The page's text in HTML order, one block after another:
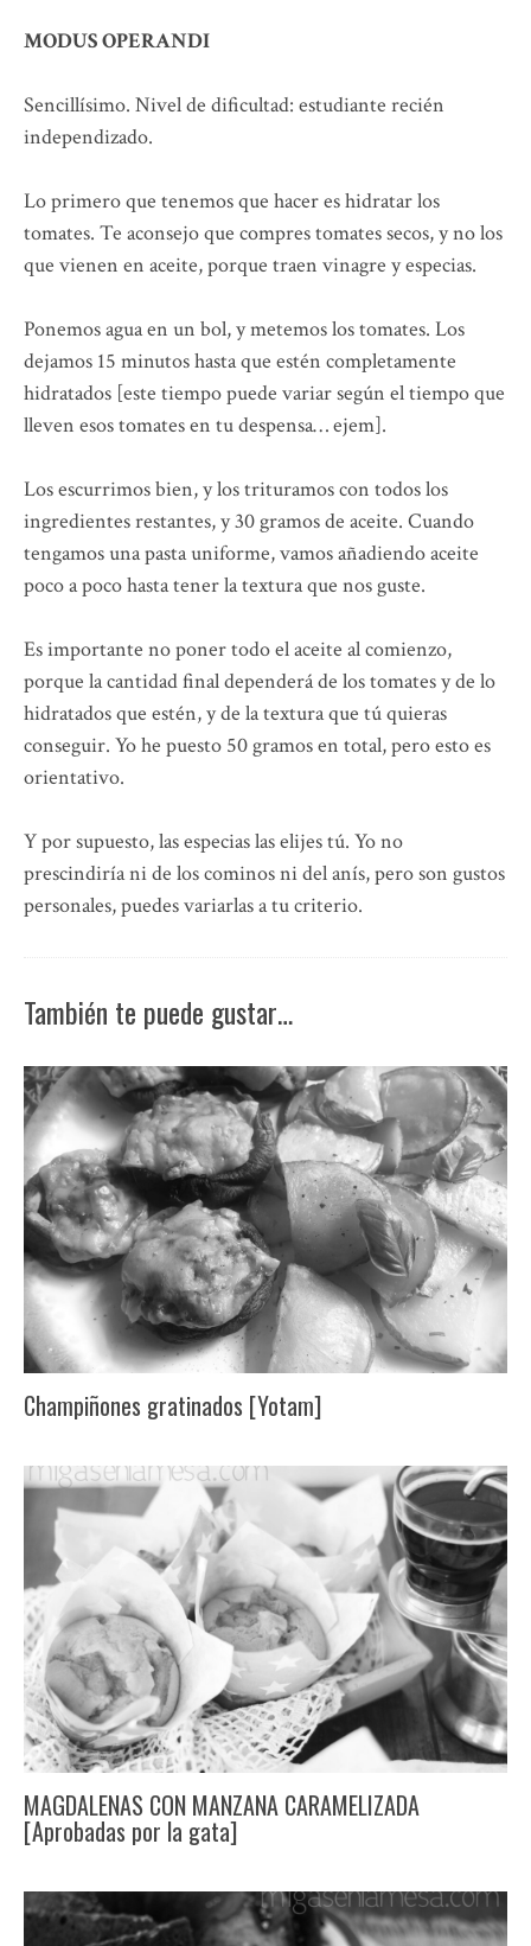
MODUS OPERANDI
Sencillísimo. Nivel de dificultad: estudiante recién
independizado.
Lo primero que tenemos que hacer es hidratar los
tomates. Te aconsejo que compres tomates secos, y no los
que vienen en aceite, porque traen vinagre y especias.
Ponemos agua en un bol, y metemos los tomates. Los
dejamos 15 minutos hasta que estén completamente
hidratados [este tiempo puede variar según el tiempo que
lleven esos tomates en tu despensa… ejem].
Los escurrimos bien, y los trituramos con todos los
ingredientes restantes, y 30 gramos de aceite. Cuando
tengamos una pasta uniforme, vamos añadiendo aceite
poco a poco hasta tener la textura que nos guste.
Es importante no poner todo el aceite al comienzo,
porque la cantidad final dependerá de los tomates y de lo
hidratados que estén, y de la textura que tú quieras
conseguir. Yo he puesto 50 gramos en total, pero esto es
orientativo.
Y por supuesto, las especias las elijes tú. Yo no
prescindiría ni de los cominos ni del anís, pero son gustos
personales, puedes variarlas a tu criterio.
También te puede gustar…
Champiñones gratinados [Yotam]
MAGDALENAS CON MANZANA CARAMELIZADA
[Aprobadas por la gata]